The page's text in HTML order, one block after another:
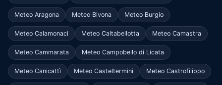
Meteo Aragona Meteo Bivona Meteo Burgio
Meteo Calamonaci Meteo Caltabellotta Meteo Camastra
Meteo Cammarata Meteo Campobello di Licata
Meteo Canicattì Meteo Casteltermini Meteo Castrofilippo